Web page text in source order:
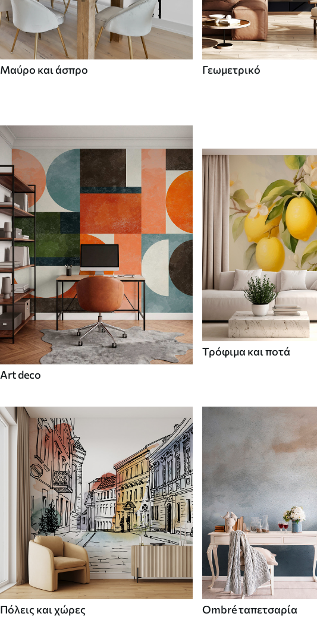
Μαύρο και άσπρο Γεωμετρικό
Art deco
Τρόφιμα και ποτά
Πόλεις και χώρες Ombré ταπετσαρία